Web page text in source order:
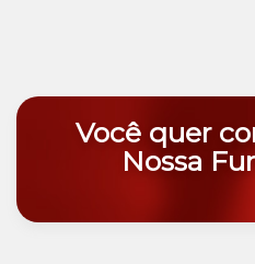
Você quer
Nossa